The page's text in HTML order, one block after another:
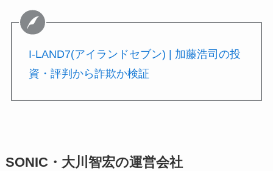
I-LAND7(アイランドセブン) | 加藤浩司の投
資・評判から詐欺か検証
SONIC・大川智宏の運営会社